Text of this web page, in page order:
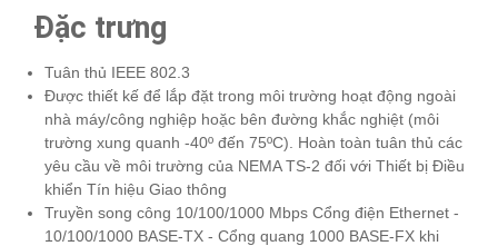
Đặc trưng
Tuân thủ IEEE 802.3
Được thiết kế để lắp đặt trong môi trường hoạt động ngoài
nhà máy/công nghiệp hoặc bên đường khắc nghiệt (môi
trường xung quanh -40º đến 75ºC). Hoàn toàn tuân thủ các
yêu cầu về môi trường của NEMA TS-2 đối với Thiết bị Điều
khiển Tín hiệu Giao thông
Truyền song công 10/100/1000 Mbps Cổng điện Ethernet -
10/100/1000 BASE-TX - Cổng quang 1000 BASE-FX khi